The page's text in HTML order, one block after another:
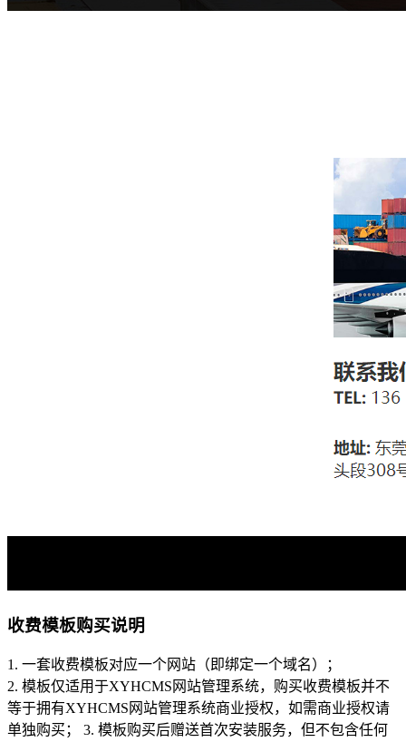
收费模板购买说明
1. 一套收费模板对应一个网站（即绑定一个域名）；
2. 模板仅适用于XYHCMS网站管理系统，购买收费模板并不
等于拥有XYHCMS网站管理系统商业授权，如需商业授权请
单独购买； 3. 模板购买后赠送首次安装服务，但不包含任何